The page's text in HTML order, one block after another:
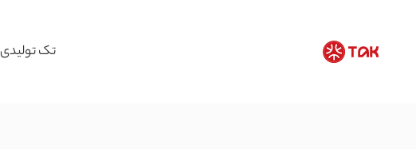
تک تولیدی